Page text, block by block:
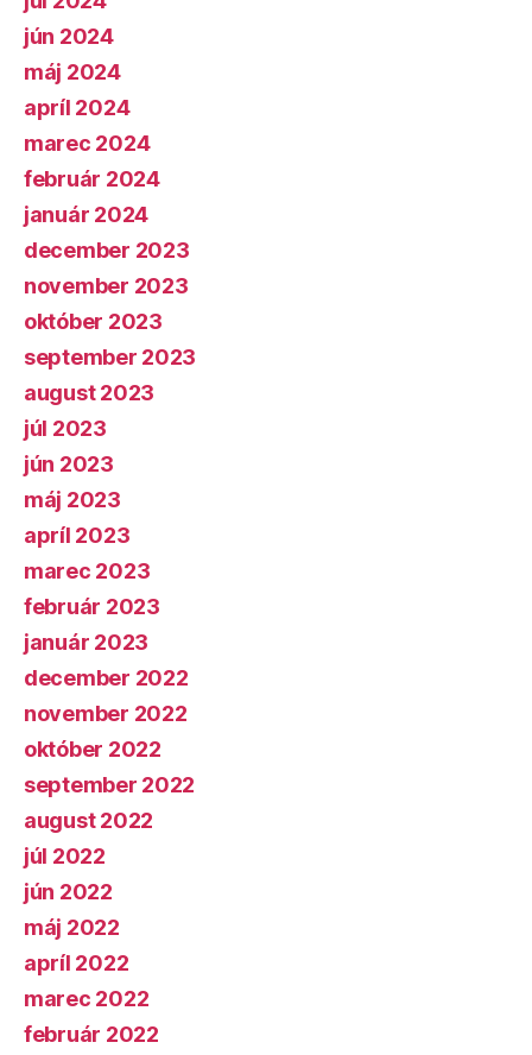
jún 2024
máj 2024
apríl 2024
marec 2024
február 2024
január 2024
december 2023
november 2023
október 2023
september 2023
august 2023
júl 2023
jún 2023
máj 2023
apríl 2023
marec 2023
február 2023
január 2023
december 2022
november 2022
október 2022
september 2022
august 2022
júl 2022
jún 2022
máj 2022
apríl 2022
marec 2022
február 2022